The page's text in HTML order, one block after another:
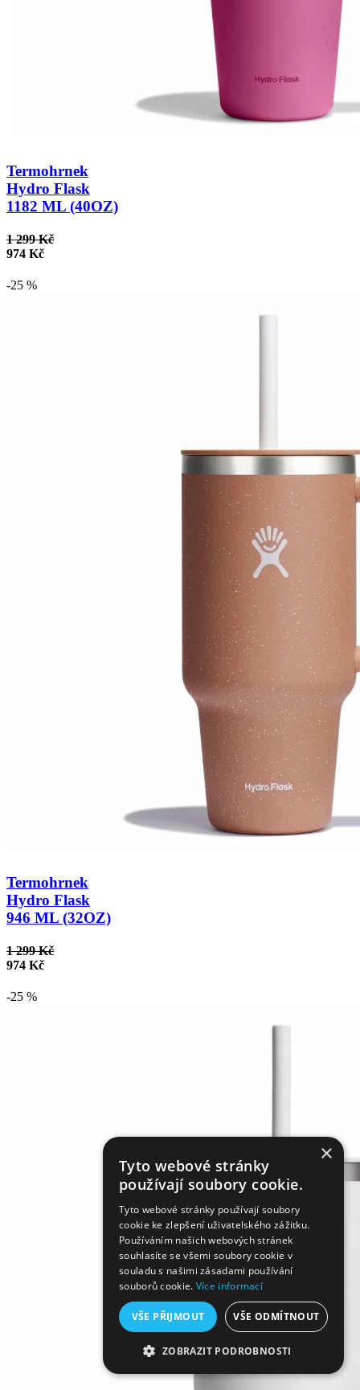
Termohrnek
Hydro Flask
1182 ML (40OZ)
1 299 Kč
974 Kč
-25 %
Termohrnek
Hydro Flask
946 ML (32OZ)
1 299 Kč
974 Kč
-25 %
×
Tyto webové stránky
používají soubory cookie.
Tyto webové stránky používají soubory
cookie ke zlepšení uživatelského zážitku.
Používáním našich webových stránek
souhlasíte se všemi soubory cookie v
souladu s našimi zásadami používání
souborů cookie. Více informací
VŠE PŘIJMOUT VŠE ODMÍTNOUT
ZOBRAZIT PODROBNOSTI
NEZBYTNĚ NUTNÉ SOUBORY